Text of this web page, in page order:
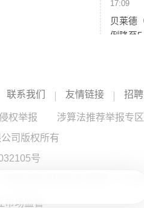
17:09
贝莱德
例降至
联系我们 友情链接 招
权举报 涉算法推荐举报专区
司版权所有
号
国证监会核发证书编号：
市场监管